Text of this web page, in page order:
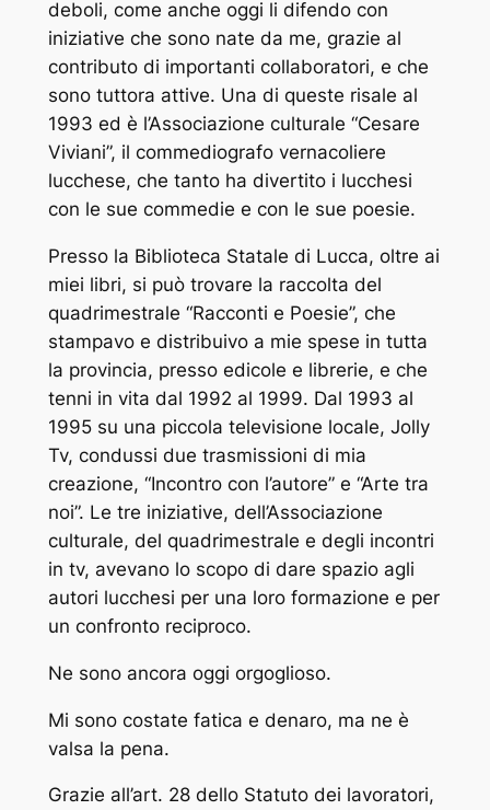
deboli, come anche oggi li difendo con
iniziative che sono nate da me, grazie al
contributo di importanti collaboratori, e che
sono tuttora attive. Una di queste risale al
1993 ed è l’Associazione culturale “Cesare
Viviani”, il commediografo vernacoliere
lucchese, che tanto ha divertito i lucchesi
con le sue commedie e con le sue poesie.
Presso la Biblioteca Statale di Lucca, oltre ai
miei libri, si può trovare la raccolta del
quadrimestrale “Racconti e Poesie”, che
stampavo e distribuivo a mie spese in tutta
la provincia, presso edicole e librerie, e che
tenni in vita dal 1992 al 1999. Dal 1993 al
1995 su una piccola televisione locale, Jolly
Tv, condussi due trasmissioni di mia
creazione, “Incontro con l’autore” e “Arte tra
noi”. Le tre iniziative, dell’Associazione
culturale, del quadrimestrale e degli incontri
in tv, avevano lo scopo di dare spazio agli
autori lucchesi per una loro formazione e per
un confronto reciproco.
Ne sono ancora oggi orgoglioso.
Mi sono costate fatica e denaro, ma ne è
valsa la pena.
Grazie all’art. 28 dello Statuto dei lavoratori,